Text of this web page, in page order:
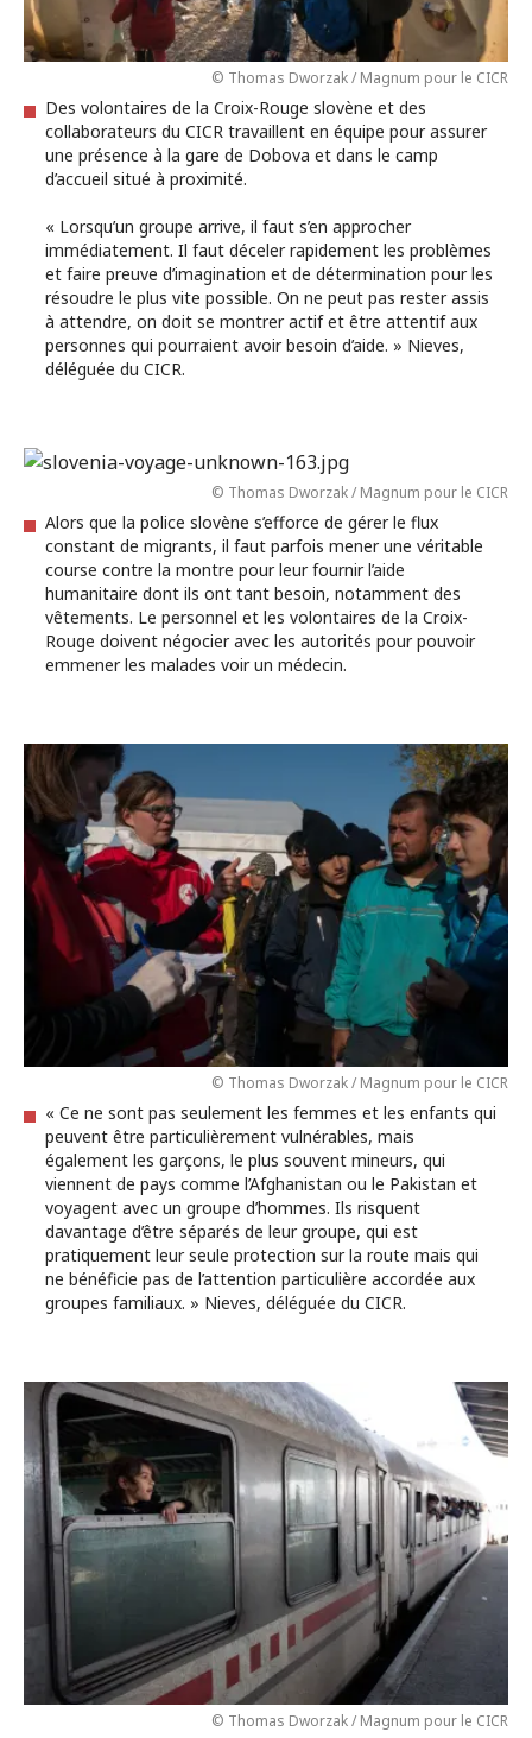
© Thomas Dworzak / Magnum pour le CICR
Des volontaires de la Croix-Rouge slovène et des
collaborateurs du CICR travaillent en équipe pour assurer
une présence à la gare de Dobova et dans le camp
d’accueil situé à proximité.
« Lorsqu’un groupe arrive, il faut s’en approcher
immédiatement. Il faut déceler rapidement les problèmes
et faire preuve d’imagination et de détermination pour les
résoudre le plus vite possible. On ne peut pas rester assis
à attendre, on doit se montrer actif et être attentif aux
personnes qui pourraient avoir besoin d’aide. » Nieves,
déléguée du CICR.
© Thomas Dworzak / Magnum pour le CICR
Alors que la police slovène s’efforce de gérer le flux
constant de migrants, il faut parfois mener une véritable
course contre la montre pour leur fournir l’aide
humanitaire dont ils ont tant besoin, notamment des
vêtements. Le personnel et les volontaires de la Croix-
Rouge doivent négocier avec les autorités pour pouvoir
emmener les malades voir un médecin.
© Thomas Dworzak / Magnum pour le CICR
« Ce ne sont pas seulement les femmes et les enfants qui
peuvent être particulièrement vulnérables, mais
également les garçons, le plus souvent mineurs, qui
viennent de pays comme l’Afghanistan ou le Pakistan et
voyagent avec un groupe d’hommes. Ils risquent
davantage d’être séparés de leur groupe, qui est
pratiquement leur seule protection sur la route mais qui
ne bénéficie pas de l’attention particulière accordée aux
groupes familiaux. » Nieves, déléguée du CICR.
© Thomas Dworzak / Magnum pour le CICR